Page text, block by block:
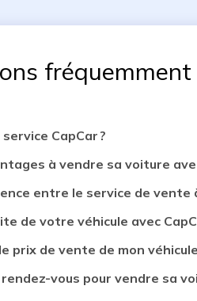
fréquemment
CapCar ?
à vendre sa voiture
entre le service de vente
de votre véhicule avec
prix de vente de mon véhicule
vous pour vendre sa